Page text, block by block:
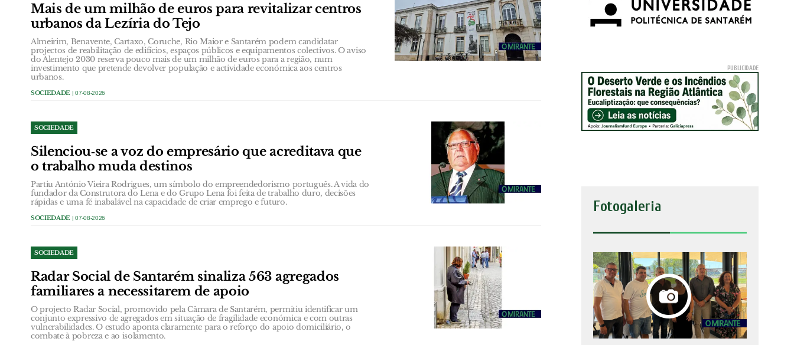
Mais de um milhão de euros para revitalizar centros
urbanos da Lezíria do Tejo
Almeirim, Benavente, Cartaxo, Coruche, Rio Maior e Santarém podem candidatar
projectos de reabilitação de edifícios, espaços públicos e equipamentos colectivos. O aviso
do Alentejo 2030 reserva pouco mais de um milhão de euros para a região, num
investimento que pretende devolver população e actividade económica aos centros
urbanos.
SOCIEDADE | 07-08-2026
SOCIEDADE
Silenciou‑se a voz do empresário que acreditava que
o trabalho muda destinos
Partiu António Vieira Rodrigues, um símbolo do empreendedorismo português. A vida do
fundador da Construtora do Lena e do Grupo Lena foi feita de trabalho duro, decisões
rápidas e uma fé inabalável na capacidade de criar emprego e futuro.
SOCIEDADE | 07-08-2026
SOCIEDADE
Radar Social de Santarém sinaliza 563 agregados
familiares a necessitarem de apoio
O projecto Radar Social, promovido pela Câmara de Santarém, permitiu identificar um
conjunto expressivo de agregados em situação de fragilidade económica e com outras
vulnerabilidades. O estudo aponta claramente para o reforço do apoio domiciliário, o
combate à pobreza e ao isolamento.
Fotogaleria